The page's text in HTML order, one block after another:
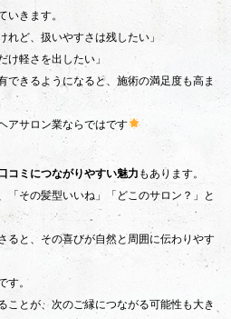
いきます。
れど、扱いやすさは残したい」
け軽さを出したい」
できるようになると、施術の満足度も高ま
アサロン業ならではです
コミにつながりやすい魅力 もあります。
「その髪型いいね」「どこのサロン？」と
ると、その喜びが自然と周囲に伝わりやす
す。
ことが、次のご縁につながる可能性も大き